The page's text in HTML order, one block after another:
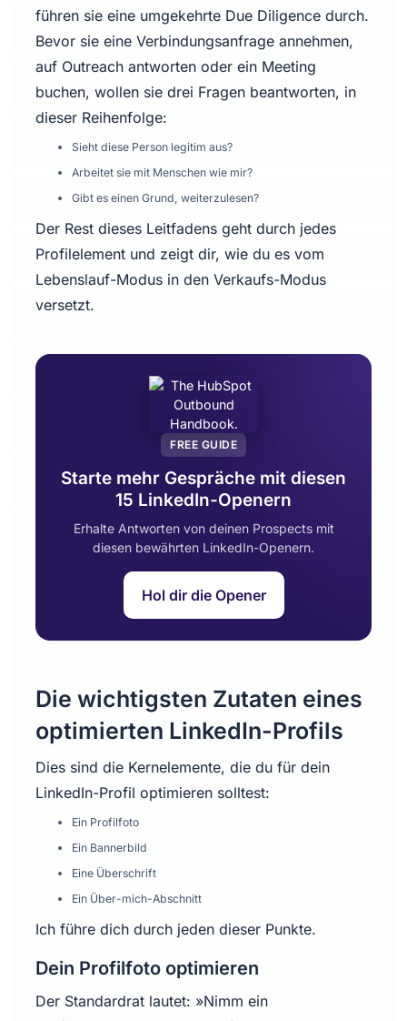
führen sie eine umgekehrte Due Diligence durch.
Bevor sie eine Verbindungsanfrage annehmen,
auf Outreach antworten oder ein Meeting
buchen, wollen sie drei Fragen beantworten, in
dieser Reihenfolge:
Sieht diese Person legitim aus?
Arbeitet sie mit Menschen wie mir?
Gibt es einen Grund, weiterzulesen?
Der Rest dieses Leitfadens geht durch jedes
Profilelement und zeigt dir, wie du es vom
Lebenslauf-Modus in den Verkaufs-Modus
versetzt.
FREE GUIDE
Starte mehr Gespräche mit diesen
15 LinkedIn-Openern
Erhalte Antworten von deinen Prospects mit
diesen bewährten LinkedIn-Openern.
Hol dir die Opener
Die wichtigsten Zutaten eines
optimierten LinkedIn-Profils
Dies sind die Kernelemente, die du für dein
LinkedIn-Profil optimieren solltest:
Ein Profilfoto
Ein Bannerbild
Eine Überschrift
Ein Über-mich-Abschnitt
Ich führe dich durch jeden dieser Punkte.
Dein Profilfoto optimieren
Der Standardrat lautet: »Nimm ein